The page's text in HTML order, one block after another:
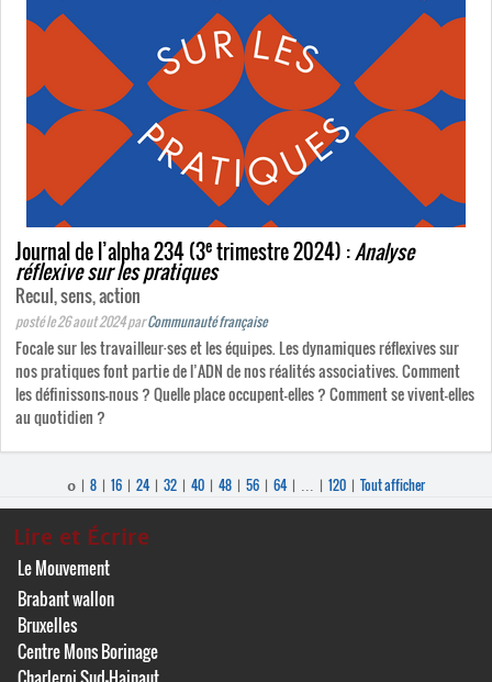
Journal de l’alpha 234 (3etrimestre 2024) :Analyse
réflexive sur les pratiques
Recul, sens, action
posté le 26 aout 2024parCommunauté française
Focale sur les travailleur·ses et les équipes. Les dynamiques réflexives sur
nos pratiques font partie de l’ADN de nos réalités associatives. Comment
les définissons-nous ? Quelle place occupent-elles ? Comment se vivent-elles
au quotidien ?
0 | 8 | 16 | 24| 32 | 40 | 48 | 56 | 64| | 120 | Tout afficher
Lire et Écrire
Le Mouvement
Brabant wallon
Bruxelles
Centre Mons Borinage